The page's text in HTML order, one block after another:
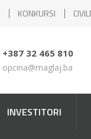
KONKURSI
+387 32 465 810
opcina@maglaj.ba
INVESTITORI